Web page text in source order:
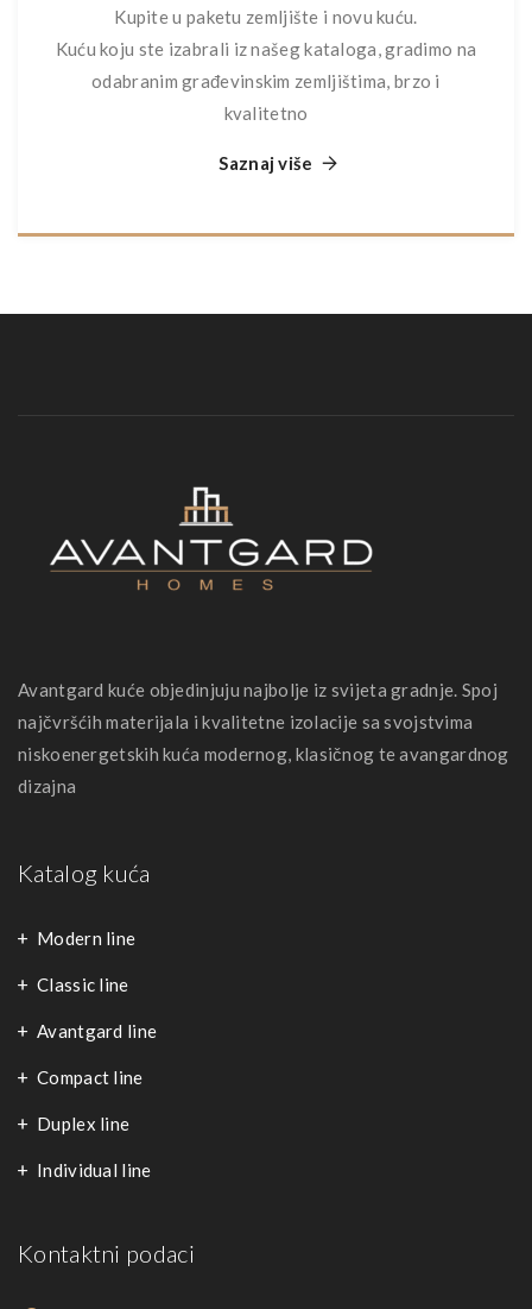
Kupite u paketu zemljište i novu kuću.
Kuću koju ste izabrali iz našeg kataloga, gradimo na
odabranim građevinskim zemljištima, brzo i
kvalitetno
Saznaj više
Avantgard kuće objedinjuju najbolje iz svijeta gradnje. Spoj
najčvršćih materijala i kvalitetne izolacije sa svojstvima
niskoenergetskih kuća modernog, klasičnog te avangardnog
dizajna
Katalog kuća
Modern line
Classic line
Avantgard line
Compact line
Duplex line
Individual line
Kontaktni podaci